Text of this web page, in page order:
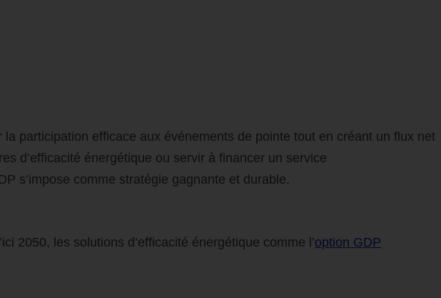
participation efficace aux événements de pointe tout en créant un flux net
d’efficacité énergétique ou servir à financer un service
s’impose comme stratégie gagnante et durable.
2050, les solutions d’efficacité énergétique comme l’option GDP